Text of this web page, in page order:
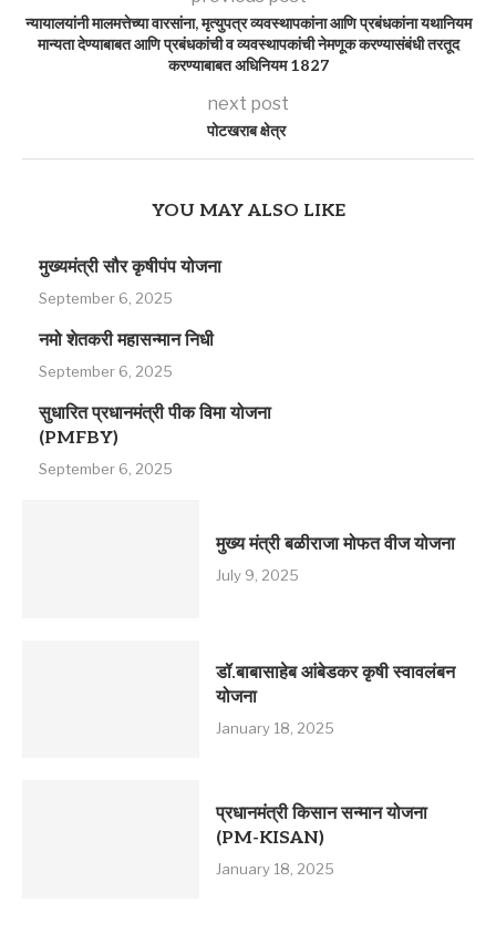
न्यायालयांनी मालमत्तेच्या वारसांना, मृत्युपत्र व्यवस्थापकांना आणि प्रबंधकांना यथानियम
मान्यता देण्याबाबत आणि प्रबंधकांची व व्यवस्थापकांची नेमणूक करण्यासंबंधी तरतूद
करण्याबाबत अधिनियम 1827
next post
पोटखराब क्षेत्र
YOU MAY ALSO LIKE
मुख्यमंत्री सौर कृषीपंप योजना
September 6, 2025
नमो शेतकरी महासन्मान निधी
September 6, 2025
सुधारित प्रधानमंत्री पीक विमा योजना
(PMFBY)
September 6, 2025
मुख्य मंत्री बळीराजा मोफत वीज योजना
July 9, 2025
डॉ.बाबासाहेब आंबेडकर कृषी स्वावलंबन
योजना
January 18, 2025
प्रधानमंत्री किसान सन्मान योजना
(PM-KISAN)
January 18, 2025